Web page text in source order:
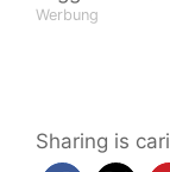
Werbung
Sharing is